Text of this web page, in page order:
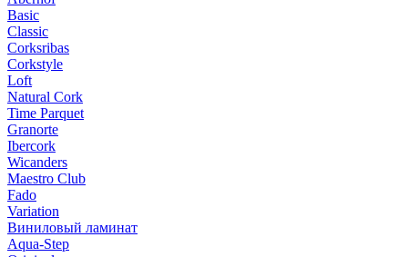
Basic
Classic
Corksribas
Corkstyle
Loft
Natural Cork
Time Parquet
Granorte
Ibercork
Wicanders
Мaestro Club
Fado
Variation
Виниловый ламинат
Aqua-Step